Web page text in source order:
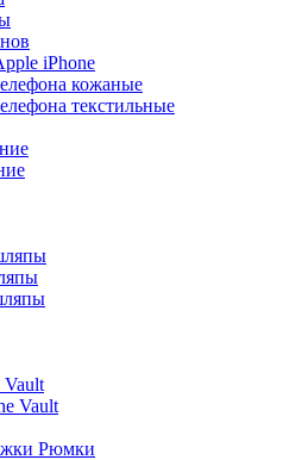
iPhone
кожаные
текстильные
Vault
Vault
Рюмки